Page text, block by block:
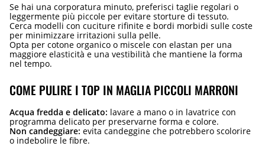
Se hai una corporatura minuto, preferisci taglie regolari o
leggermente più piccole per evitare storture di tessuto.
Cerca modelli con cuciture rifinite e bordi morbidi sulle coste
per minimizzare irritazioni sulla pelle.
Opta per cotone organico o miscele con elastan per una
maggiore elasticità e una vestibilità che mantiene la forma
nel tempo.
COME PULIRE I TOP IN MAGLIA PICCOLI MARRONI
Acqua fredda e delicato: lavare a mano o in lavatrice con
programma delicato per preservarne forma e colore.
Non candeggiare: evita candeggine che potrebbero scolorire
o indebolire le fibre.